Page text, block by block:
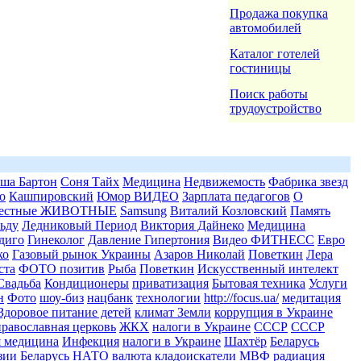
Продажа покупка
автомобилей
Каталог готелей
гостиницы
Поиск работы
трудоустройство
Бартон Соня Тайх Медицина Недвижемость Фабрика звезд
Кашпировский Юмор ВИДЕО Зарплата педагогов О
ЖИВОТНЫЕ Samsung Виталий Козловский Память
Ледниковый Период Виктория Дайнеко Медицина
Гинеколог Давление Гипертония Видео ФИТНЕСС Евро
Газовый рынок Украины Азаров Николай Поветкин Лера
ФОТО позитив Рыба Поветкин Искусственный интелект
Кондиционеры приватизация Бытовая техника Услуги
Фото шоу-биз нацбанк технологии http://focus.ua/ медитация
питание детей климат Земли коррупция в Украине
церковь ЖКХ налоги в Украине СССР СССР
медицина Инфекция налоги в Украине Шахтёр Беларусь
Беларусь НАТО валюта кладоискатели МВФ радиация